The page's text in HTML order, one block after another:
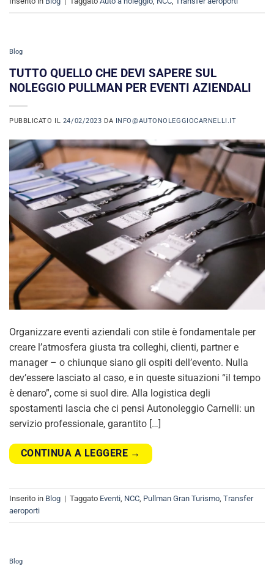
Blog
TUTTO QUELLO CHE DEVI SAPERE SUL
NOLEGGIO PULLMAN PER EVENTI AZIENDALI
PUBBLICATO IL 24/02/2023 DA INFO@AUTONOLEGGIOCARNELLI.IT
Organizzare eventi aziendali con stile è fondamentale per
creare l’atmosfera giusta tra colleghi, clienti, partner e
manager – o chiunque siano gli ospiti dell’evento. Nulla
dev’essere lasciato al caso, e in queste situazioni “il tempo
è denaro”, come si suol dire. Alla logistica degli
spostamenti lascia che ci pensi Autonoleggio Carnelli: un
servizio professionale, garantito […]
CONTINUA A LEGGERE →
Inserito in Blog | Taggato Eventi NCC Pullman Gran Turismo Transfer
aeroporti
Blog